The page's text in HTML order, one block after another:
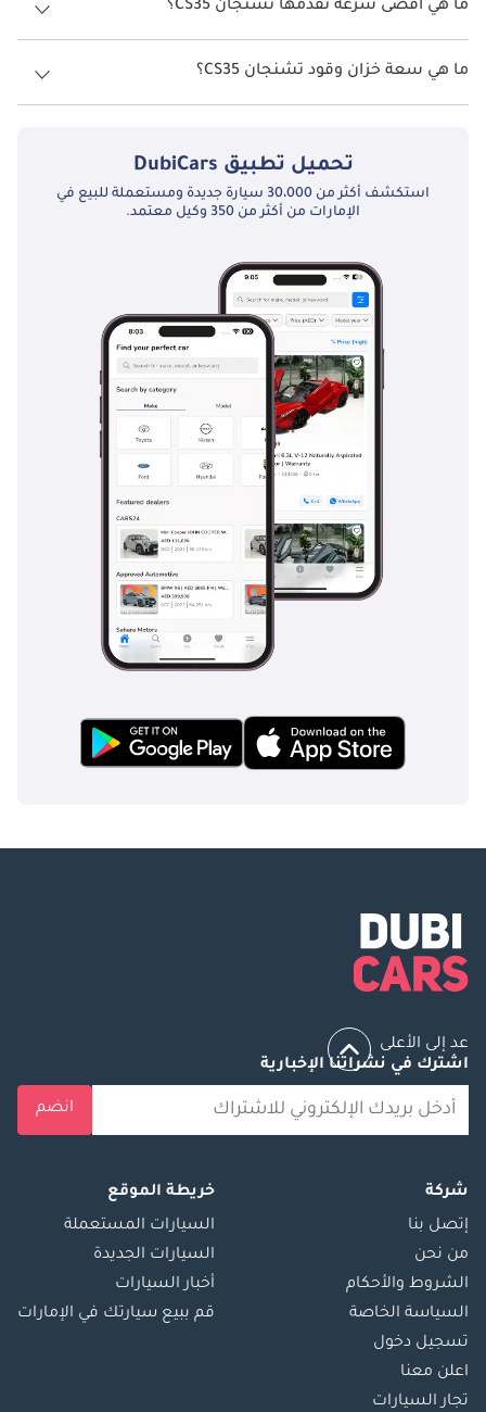
صيانة
أصبح امتلاك سيارة شانجان CS35 في الإمارات أمرًا ملائمًا بفضل
في فئة سيارات الدفع الرباعي المدمجة التنافسية ، تواجه Changan
علامات تجارية مثل Hyundai و Kia و Nissan بدائل جذابة ، لكل منها
شانجان لتحسين وابتكار CS35 باستمرار للحفاظ على جاذبيتها
يعتبر الجيل الأخير من شانجان CS35 بمثابة شهادة على تفاني شانجان
الاستخدامات ، وشبكة الصيانة التي يمكن الوصول إليها ، تقدم CS35
ما هي أقصى سرعة تقدمها تشنجان CS35؟
السرعة القصوى تشنجان CS35 هي TBD.
ما هي سعة خزان وقود تشنجان CS35؟
تبلغ سعة خزان الوقود في تشنجان CS35 TBD.
تحميل تطبيق DubiCars
استكشف أكثر من 30،000 سيارة جديدة ومستعملة للبيع في
الإمارات من أكثر من 350 وكيل معتمد.
عد إلى الأعلى
اشترك في نشراتنا الإخبارية
انضم
شركة
إتصل بنا
من نحن
الشروط والأحكام
السياسة الخاصة
تسجيل دخول
اعلن معنا
تجار السيارات
خريطة الموقع
السيارات المستعملة
السيارات الجديدة
أخبار السيارات
قم ببيع سيارتك في الإمارات